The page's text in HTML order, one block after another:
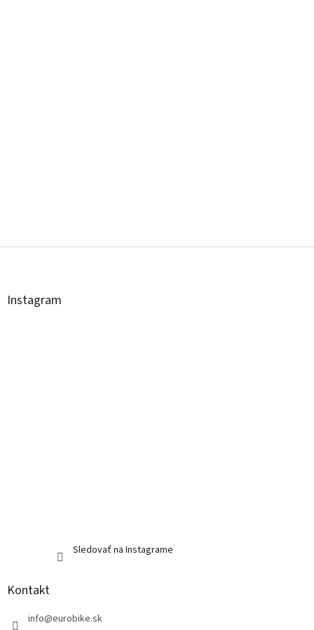
Z
Instagram
Sledovať na Instagrame
Kontakt
info@eurobike.sk